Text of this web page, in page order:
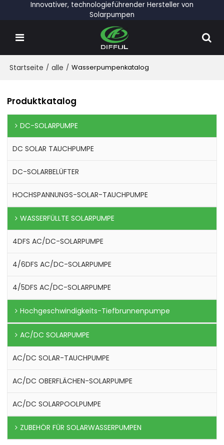
Innovativer, technologieführender Hersteller von
Solarpumpen
Startseite / alle / Wasserpumpenkatalog
Produktkatalog
DC-SOLARPUMPE
DC SOLAR TAUCHPUMPE
DC-SOLARBELÜFTER
HOCHSPANNUNGS-SOLAR-TAUCHPUMPE
WASSERFÜLLTE SOLARPUMPE
4DFS AC/DC-SOLARPUMPE
4/6DFS AC/DC-SOLARPUMPE
4/5DFS AC/DC-SOLARPUMPE
Hochgeschwindigkeits-Tiefbrunnenpumpe
AC/DC SOLARPUMPE
AC/DC SOLAR-TAUCHPUMPE
AC/DC OBERFLÄCHEN-SOLARPUMPE
AC/DC SOLARPOOLPUMPE
ZUBEHÖR FÜR SOLARWASSERPUMPEN